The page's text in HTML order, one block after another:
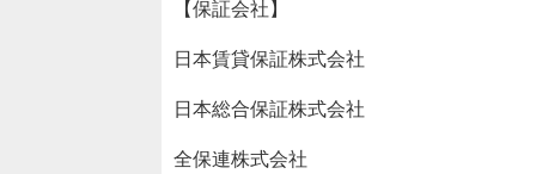
【保証会社】
日本賃貸保証株式会社
日本総合保証株式会社
全保連株式会社